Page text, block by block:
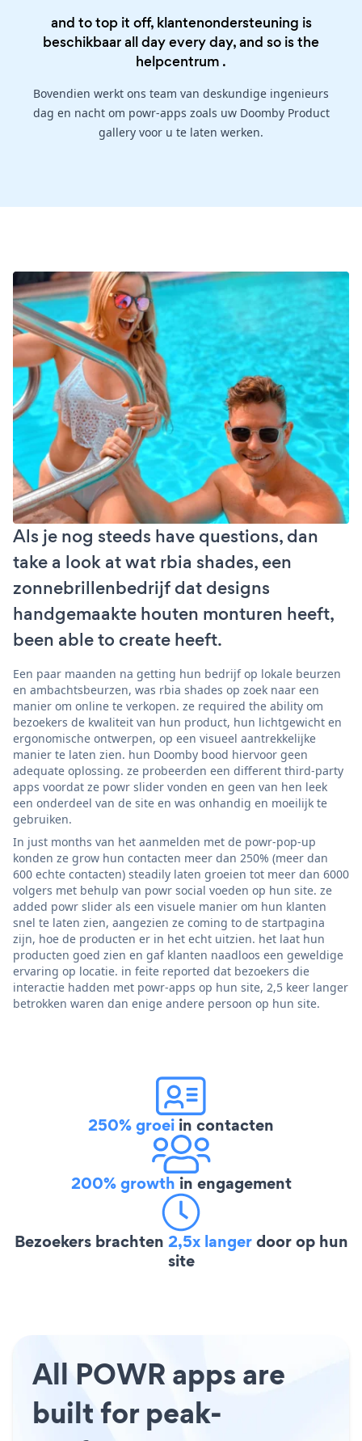
and to top it off, klantenondersteuning is
beschikbaar all day every day, and so is the
helpcentrum .
Bovendien werkt ons team van deskundige ingenieurs
dag en nacht om powr-apps zoals uw Doomby Product
gallery voor u te laten werken.
Als je nog steeds have questions, dan
take a look at wat rbia shades, een
zonnebrillenbedrijf dat designs
handgemaakte houten monturen heeft,
been able to create heeft.
Een paar maanden na getting hun bedrijf op lokale beurzen
en ambachtsbeurzen, was rbia shades op zoek naar een
manier om online te verkopen. ze required the ability om
bezoekers de kwaliteit van hun product, hun lichtgewicht en
ergonomische ontwerpen, op een visueel aantrekkelijke
manier te laten zien. hun Doomby bood hiervoor geen
adequate oplossing. ze probeerden een different third-party
apps voordat ze powr slider vonden en geen van hen leek
een onderdeel van de site en was onhandig en moeilijk te
gebruiken.
In just months van het aanmelden met de powr-pop-up
konden ze grow hun contacten meer dan 250% (meer dan
600 echte contacten) steadily laten groeien tot meer dan 6000
volgers met behulp van powr social voeden op hun site. ze
added powr slider als een visuele manier om hun klanten
snel te laten zien, aangezien ze coming to de startpagina
zijn, hoe de producten er in het echt uitzien. het laat hun
producten goed zien en gaf klanten naadloos een geweldige
ervaring op locatie. in feite reported dat bezoekers die
interactie hadden met powr-apps op hun site, 2,5 keer langer
betrokken waren dan enige andere persoon op hun site.
250% groei in contacten
200% growth in engagement
Bezoekers brachten 2,5x langerdoor op hun
site
All POWR apps are
built for peak-